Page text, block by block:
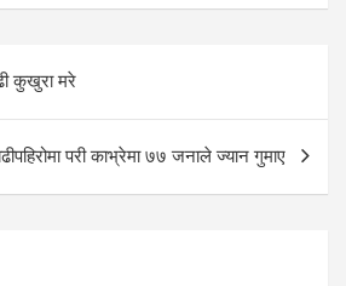
कुखुरा मरे
परी काभ्रेमा ७७ जनाले ज्यान गुमाए